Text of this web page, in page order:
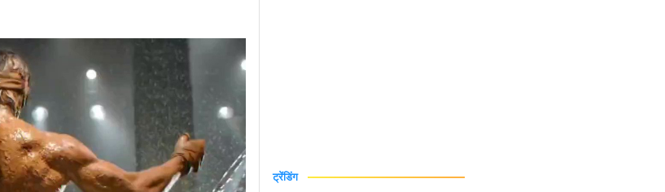
ट्रेंडिंग